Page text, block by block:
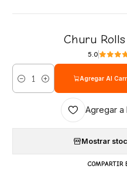
Churu
5.0
Cantidad
Agregar Al
Agregar
Mostrar
COMPARTIR